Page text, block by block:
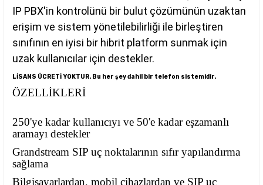
IP PBX'in kontrolünü bir bulut çözümünün uzaktan
erişim ve sistem yönetilebilirliği ile birleştiren
sınıfının en iyisi bir hibrit platform sunmak için
uzak kullanıcılar için destekler.
LİSANS ÜCRETİ YOKTUR. Bu her şey dahil bir telefon sistemidir.
ÖZELLİKLERİ
250'ye kadar kullanıcıyı ve 50'e kadar eşzamanlı
aramayı destekler
Grandstream SIP uç noktalarının sıfır yapılandırma
sağlama
Bilgisayarlardan, mobil cihazlardan ve SIP uç